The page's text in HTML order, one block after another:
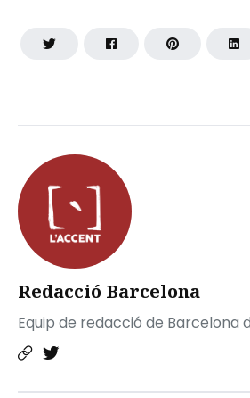
Redacció Barcelona
Equip de redacció de Barcelona